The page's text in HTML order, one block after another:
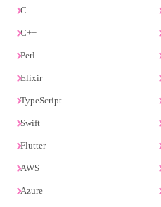
C
C++
Perl
Elixir
TypeScript
Swift
Flutter
AWS
Azure